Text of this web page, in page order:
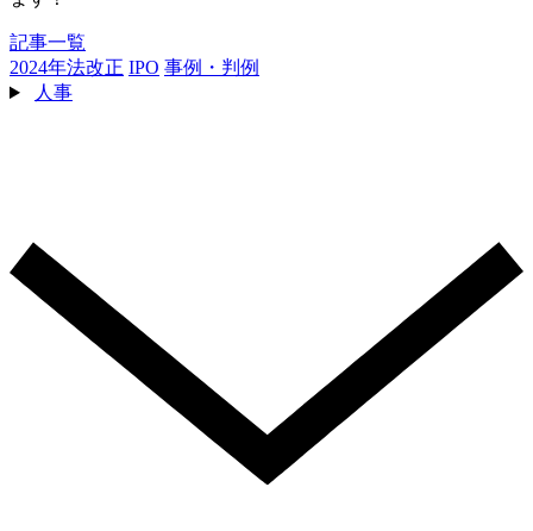
記事一覧
2024年法改正 IPO 事例・判例
人事